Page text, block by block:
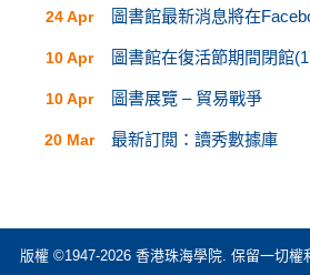
24 Apr 圖書館最新消息將在
10 Apr 圖書館在復活節期間閉館
10 Apr 圖書展覽 – 貿易戰爭
20 Mar 最新訂閲：讀秀數據庫
版權 ©1947-2026 香港珠海學院. 保留一切權